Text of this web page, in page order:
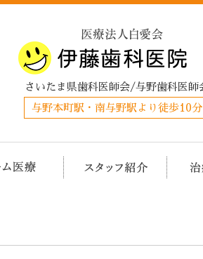
さいたま県歯科医師会/与野歯科医師
与野本町駅・南与野駅より徒歩10分
ク概要(初めての方へ)担当医チーム医療 スタッ